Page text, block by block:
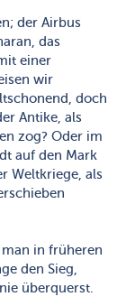
der Airbus
das
einer
wir
doch
Antike, als
zog? Oder im
auf den Mark
Weltkriege, als
man in früheren
den Sieg,
überquerst.